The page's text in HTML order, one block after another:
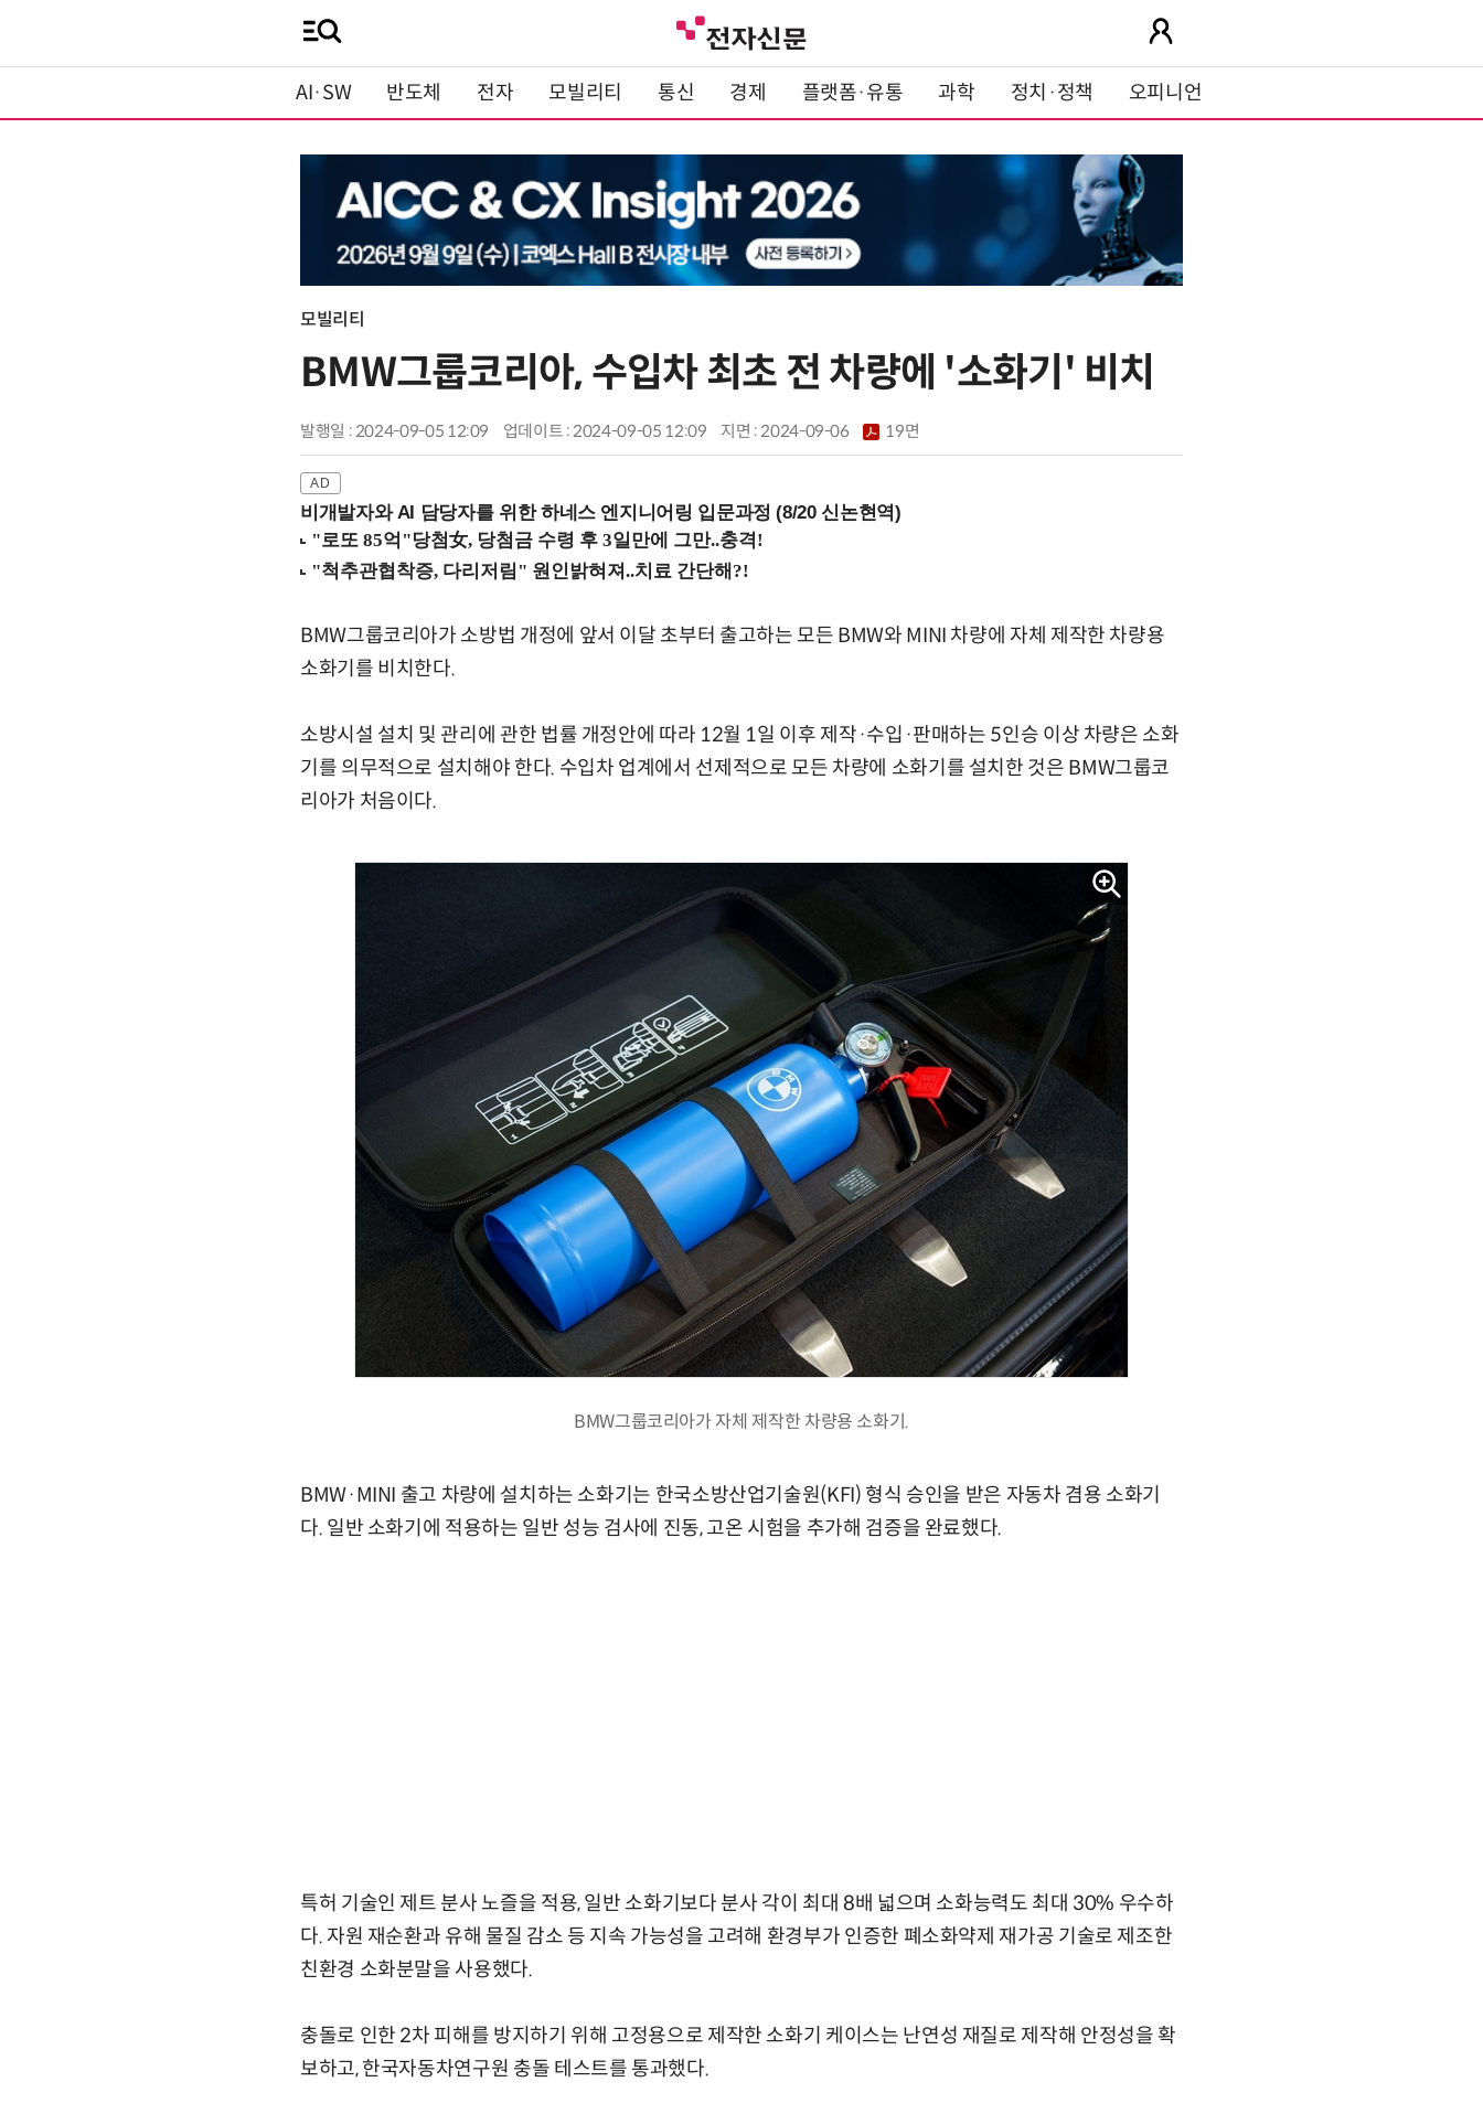
AI·SW 반도체 전자 모빌리티 통신 경제 플랫폼·유통 과학 정치·정책 오피니언
모빌리티
BMW그룹코리아, 수입차 최초 전 차량에 '소화기' 비치
발행일 : 2024-09-05 12:09 업데이트 : 2024-09-05 12:09 지면 :2024-09-06 19면
비개발자와 AI 담당자를 위한 하네스 엔지니어링 입문과정 (8/20 신논현역)
BMW그룹코리아가 소방법 개정에 앞서 이달 초부터 출고하는 모든 BMW와 MINI 차량에 자체 제작한 차량용
소화기를 비치한다.
소방시설 설치 및 관리에 관한 법률 개정안에 따라 12월 1일 이후 제작·수입·판매하는 5인승 이상 차량은 소화
기를 의무적으로 설치해야 한다. 수입차 업계에서 선제적으로 모든 차량에 소화기를 설치한 것은 BMW그룹코
리아가 처음이다.
BMW그룹코리아가 자체 제작한 차량용 소화기.
BMW·MINI 출고 차량에 설치하는 소화기는 한국소방산업기술원(KFI) 형식 승인을 받은 자동차 겸용 소화기
다. 일반 소화기에 적용하는 일반 성능 검사에 진동, 고온 시험을 추가해 검증을 완료했다.
특허 기술인 제트 분사 노즐을 적용, 일반 소화기보다 분사 각이 최대 8배 넓으며 소화능력도 최대 30% 우수하
다. 자원 재순환과 유해 물질 감소 등 지속 가능성을 고려해 환경부가 인증한 폐소화약제 재가공 기술로 제조한
친환경 소화분말을 사용했다.
충돌로 인한 2차 피해를 방지하기 위해 고정용으로 제작한 소화기 케이스는 난연성 재질로 제작해 안정성을 확
보하고, 한국자동차연구원 충돌 테스트를 통과했다.